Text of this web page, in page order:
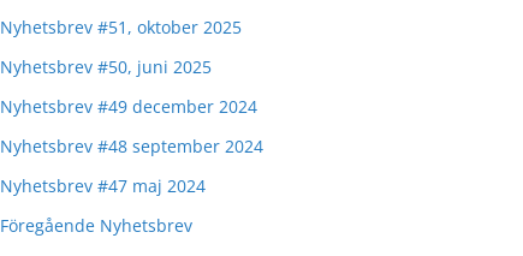
Nyhetsbrev #51, oktober 2025
Nyhetsbrev #50, juni 2025
Nyhetsbrev #49 december 2024
Nyhetsbrev #48 september 2024
Nyhetsbrev #47 maj 2024
Föregående Nyhetsbrev